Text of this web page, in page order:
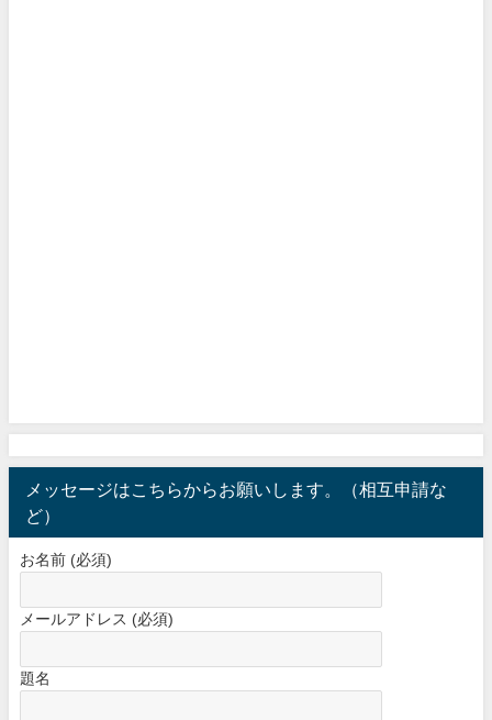
メッセージはこちらからお願いします。（相互申請な
ど）
お名前 (必須)
メールアドレス (必須)
題名